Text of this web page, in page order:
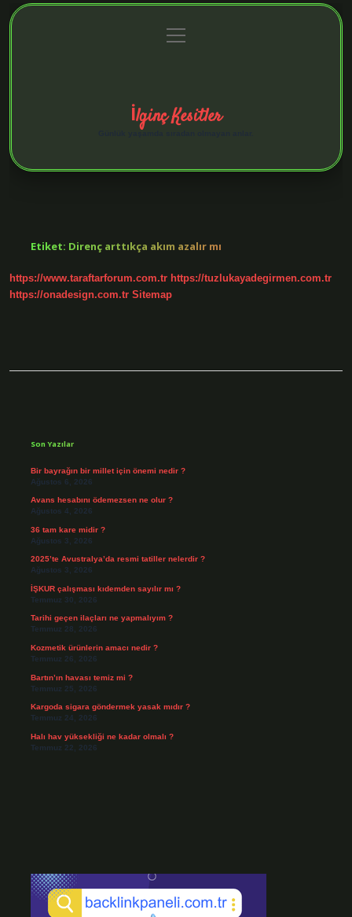
Gizlilik Politikası
menüyü
aç
İlginç Kesitler
Etiket: Direnç arttıkça akım azalır mı
https://www.taraftarforum.com.tr https://tuzlukayadegirmen.com.tr
https://onadesign.com.tr Sitemap
Son Yazılar
Bir bayrağın bir millet için önemi nedir ?
Ağustos 6, 2026
Avans hesabını ödemezsen ne olur ?
Ağustos 4, 2026
36 tam kare midir ?
Ağustos 3, 2026
2025’te Avustralya’da resmi tatiller nelerdir ?
Ağustos 3, 2026
İŞKUR çalışması kıdemden sayılır mı ?
Temmuz 30, 2026
Tarihi geçen ilaçları ne yapmalıyım ?
Temmuz 28, 2026
Kozmetik ürünlerin amacı nedir ?
Temmuz 26, 2026
Bartın’ın havası temiz mi ?
Temmuz 25, 2026
Kargoda sigara göndermek yasak mıdır ?
Temmuz 24, 2026
Halı hav yüksekliği ne kadar olmalı ?
Temmuz 22, 2026